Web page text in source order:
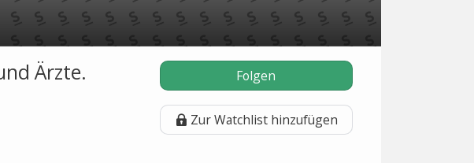
Ärzte. Folgen
Zur Watchlist hinzufügen